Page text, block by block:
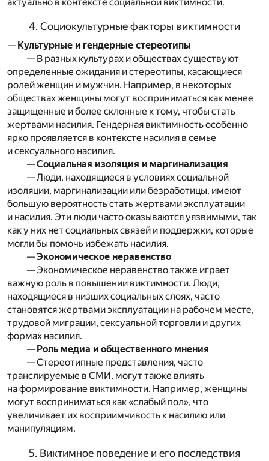
4. Социокультурные факторы виктимности
— Культурные и гендерные стереотипы
— В разных культурах и обществах существуют
определенные ожидания и стереотипы, касающиеся
ролей женщин и мужчин. Например, в некоторых
обществах женщины могут восприниматься как менее
защищенные и более склонные к тому, чтобы стать
жертвами насилия. Гендерная виктимность особенно
ярко проявляется в контексте насилия в семье
и сексуального насилия.
—Социальная изоляция и маргинализация
— Люди, находящиеся в условиях социальной
изоляции, маргинализации или безработицы, имеют
большую вероятность стать жертвами эксплуатации
и насилия. Эти люди часто оказываются уязвимыми, так
как у них нет социальных связей и поддержки, которые
могли бы помочь избежать насилия.
—Экономическое неравенство
— Экономическое неравенство также играет
важную роль в повышении виктимности. Люди,
находящиеся в низших социальных слоях, часто
становятся жертвами эксплуатации на рабочем месте,
трудовой миграции, сексуальной торговли и других
формах насилия.
— Роль медиа и общественного мнения
— Стереотипные представления, часто
транслируемые в СМИ, могут также влиять
на формирование виктимности. Например, женщины
могут восприниматься как «слабый пол», что
увеличивает их восприимчивость к насилию или
манипуляциям.
5. Виктимное поведение и его последствия